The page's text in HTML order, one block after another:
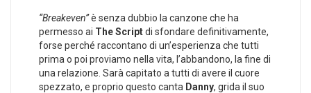
“Breakeven”è senza dubbio la canzone che ha
permesso ai The Scriptdi sfondare definitivamente,
forse perché raccontano di un’esperienza che tutti
prima o poi proviamo nella vita, l’abbandono, la fine di
una relazione. Sarà capitato a tutti di avere il cuore
spezzato, e proprio questo canta Danny, grida il suo